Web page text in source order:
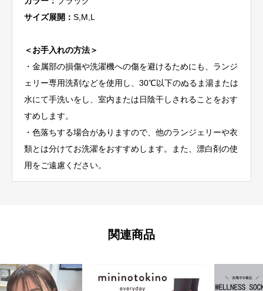
サイズ展開： S,M,L
＜お手入れの方法＞
・金属部の損傷や洗濯機への傷を避けるためにも、ランジ
ェリー専用洗剤などを使用し、30℃以下のぬるま湯または
水にて手洗いをし、室内または日陰干しされることをおす
すめします。
・色落ちする場合がありますので、他のランジェリーや衣
類とは分けてお洗濯をおすすめします。また、漂白剤の使
用をご遠慮ください。
関連商品